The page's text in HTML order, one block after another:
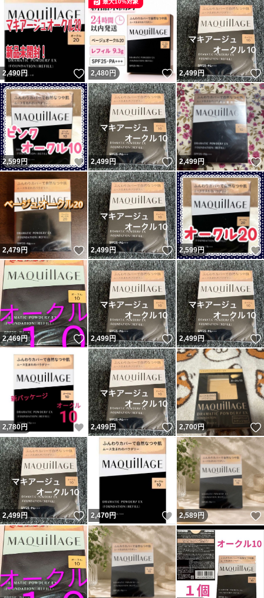
2,490円 いいね！
2,480 円 いいね！
最大10%対象
2,499円
2,599円 いいね！
2,499円 いいね！
2,499円
2,479円 いいね！
2,499円 いいね！
2,599円
2,469円 いいね！
2,499円 いいね！
2,499円
2,780円 いいね！
2,499円 いいね！
2,700円
2,499円 いいね！
2,470円 いいね！
2,589円